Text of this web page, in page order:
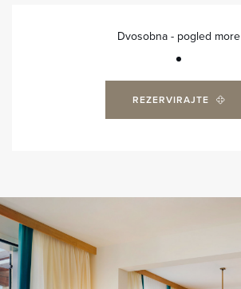
Dvosobna - pogled more
REZERVIRAJTE